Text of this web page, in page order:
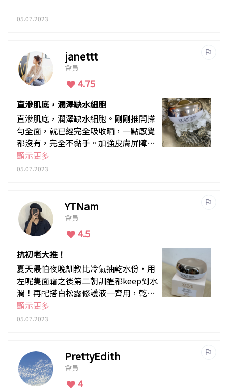
05.07.2023
janettt
會員
4.75
直滲肌底，潤澤缺水細胞
直滲肌底，潤澤缺水細胞。剛剛推開搽
勻全面，就已經完全吸收晒，一點感覺
都沒有，完全不黏手。加強皮膚屏障，
長時間坐在冷氣房中，面部肌膚並沒有
乾燥或繃緊等問題。
顯示更多
05.07.2023
YTNam
會員
4.5
抗初老大推！
夏天最怕夜晚訓教比冷氣抽乾水份，用
左呢隻面霜之後第二朝訓醒都keep到水
潤！再配搭白松露修護液一齊用，乾紋
明顯改善左，效果加倍！
顯示更多
05.07.2023
PrettyEdith
會員
4